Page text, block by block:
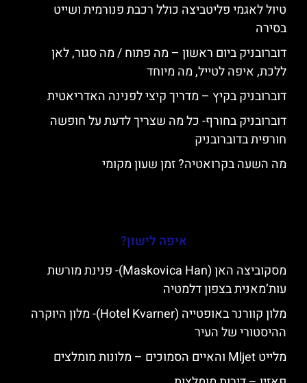
טיול לאגמי פליטביצה כולל רכבת פנורמית ושייט
בסירה
דוברובניק ביום ראשון – מה פתוח / מה סגור, לאן
ללכת, איפה לטייל, מה מיוחד
דוברובניק בקיץ – מדריך קיצי לפנינה האדריאטית
דוברובניק בחורף- כל מה שצריך לדעת על חופשה
חורפית בדוברובניק
מה השעה בקרואטיה? זמן שעון מקומי
איפה לישון?
מסקוביצה האן (Maskovica Han)- פנינת מורשת
עות’מאנית בצפון דלמטיה
מלון קוורנר באופטייה (Hotel Kvarner)- מלון היוקרה
ההיסטורי של העיר
מלייט Mljet והאיים הסמוכים – מלונות מומלצים